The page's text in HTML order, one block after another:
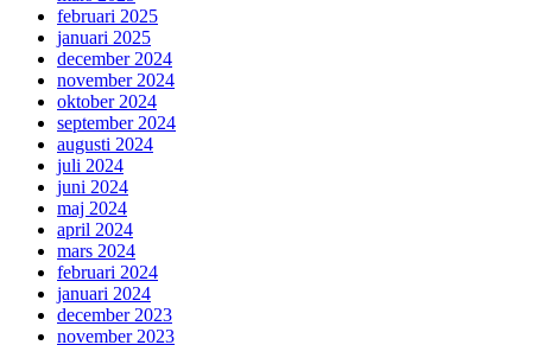
februari 2025
januari 2025
december 2024
november 2024
oktober 2024
september 2024
augusti 2024
juli 2024
juni 2024
maj 2024
april 2024
mars 2024
februari 2024
januari 2024
december 2023
november 2023